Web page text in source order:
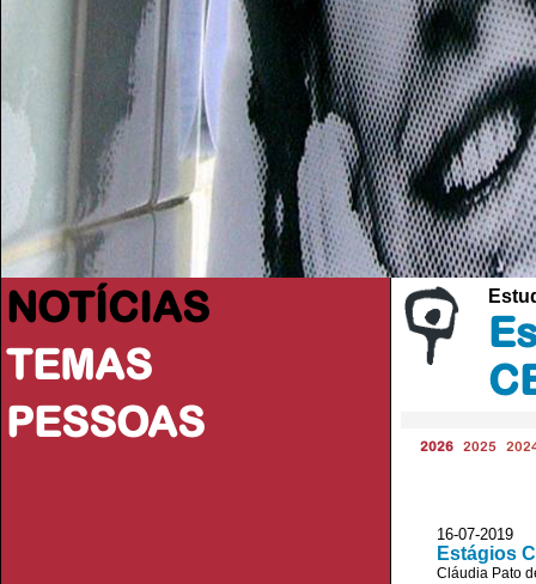
NOTÍCIAS
TEMAS
PESSOAS
2026 2025
16-07-
Estágios
Cláudia Pato